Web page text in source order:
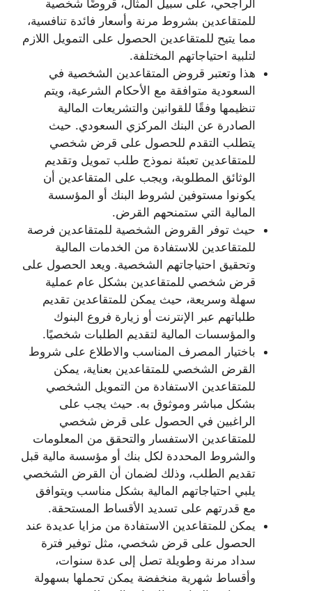
الراجحي، على سبيل المثال، قروضًا شخصية
للمتقاعدين بشروط مرنة وأسعار فائدة تنافسية،
مما يتيح للمتقاعدين الحصول على التمويل اللازم
لتلبية احتياجاتهم المختلفة.
هذا وتعتبر قروض المتقاعدين الشخصية في
السعودية متوافقة مع الأحكام الشرعية، ويتم
تنظيمها وفقًا للقوانين والتشريعات المالية
الصادرة عن البنك المركزي السعودي. حيث
يتطلب التقدم للحصول على قرض شخصي
للمتقاعدين تعبئة نموذج طلب تمويل وتقديم
الوثائق المطلوبة، ويجب على المتقاعدين أن
يكونوا مستوفين لشروط البنك أو المؤسسة
المالية التي ستمنحهم القرض.
حيث توفر القروض الشخصية للمتقاعدين فرصة
للمتقاعدين للاستفادة من الخدمات المالية
وتحقيق احتياجاتهم الشخصية. ويعد الحصول على
قرض شخصي للمتقاعدين بشكل عام عملية
سهلة وسريعة، حيث يمكن للمتقاعدين تقديم
طلباتهم عبر الإنترنت أو زيارة فروع البنوك
والمؤسسات المالية لتقديم الطلبات شخصيًا.
باختيار المصرف المناسب والاطلاع على شروط
القرض الشخصي للمتقاعدين بعناية، يمكن
للمتقاعدين الاستفادة من التمويل الشخصي
بشكل مباشر وموثوق به. حيث يجب على
الراغبين في الحصول على قرض شخصي
للمتقاعدين الاستفسار والتحقق من المعلومات
والشروط المحددة لكل بنك أو مؤسسة مالية قبل
تقديم الطلب، وذلك لضمان أن القرض الشخصي
يلبي احتياجاتهم المالية بشكل مناسب ويتوافق
مع قدرتهم على تسديد الأقساط المستحقة.
يمكن للمتقاعدين الاستفادة من مزايا عديدة عند
الحصول على قرض شخصي، مثل توفير فترة
سداد مرنة وطويلة تصل إلى عدة سنوات،
وأقساط شهرية منخفضة يمكن تحملها بسهولة